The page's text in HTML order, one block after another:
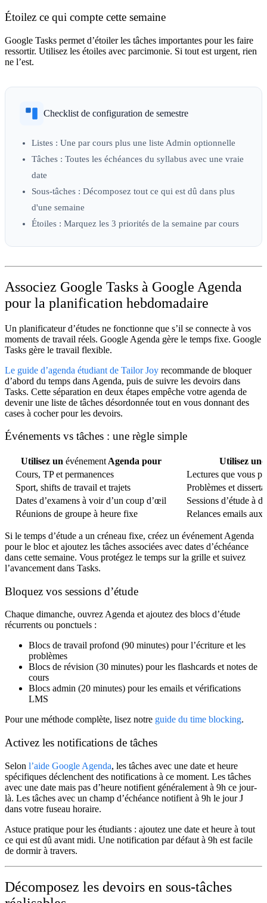
Étoilez ce qui compte cette semaine
Google Tasks permet d’étoiler les tâches importantes pour les faire
ressortir. Utilisez les étoiles avec parcimonie. Si tout est urgent, rien
ne l’est.
Checklist de configuration de semestre
Listes : Une par cours plus une liste Admin optionnelle
Tâches : Toutes les échéances du syllabus avec une vraie
date
Sous-tâches : Décomposez tout ce qui est dû dans plus
d'une semaine
Étoiles : Marquez les 3 priorités de la semaine par cours
Associez Google Tasks à Google Agenda
pour la planification hebdomadaire
Un planificateur d’études ne fonctionne que s’il se connecte à vos
moments de travail réels. Google Agenda gère le temps fixe. Google
Tasks gère le travail flexible.
Le guide d’agenda étudiant de Tailor Joy recommande de bloquer
d’abord du temps dans Agenda, puis de suivre les devoirs dans
Tasks. Cette séparation en deux étapes empêche votre agenda de
devenir une liste de tâches désordonnée tout en vous donnant des
cases à cocher pour les devoirs.
Événements vs tâches : une règle simple
Utilisez un événementAgenda pour
Utilisez
Cours, TP et permanences
Lectures que vous
Sport, shifts de travail et trajets
Problèmes et
Dates d’examens à voir d’un coup d’œil
Sessions d’étude à
Réunions de groupe à heure fixe
Relances emails aux
Si le temps d’étude a un créneau fixe, créez un événement Agenda
pour le bloc et ajoutez les tâches associées avec dates d’échéance
dans cette semaine. Vous protégez le temps sur la grille et suivez
l’avancement dans Tasks.
Bloquez vos sessions d’étude
Chaque dimanche, ouvrez Agenda et ajoutez des blocs d’étude
récurrents ou ponctuels :
Blocs de travail profond (90 minutes) pour l’écriture et les
problèmes
Blocs de révision (30 minutes) pour les flashcards et notes de
cours
Blocs admin (20 minutes) pour les emails et vérifications
LMS
Pour une méthode complète, lisez notre guide du time blocking.
Activez les notifications de tâches
Selon l’aide Google Agenda, les tâches avec une date et heure
spécifiques déclenchent des notifications à ce moment. Les tâches
avec une date mais pas d’heure notifient généralement à 9h ce jour-
là. Les tâches avec un champ d’échéance notifient à 9h le jour J
dans votre fuseau horaire.
Astuce pratique pour les étudiants : ajoutez une date et heure à tout
ce qui est dû avant midi. Une notification par défaut à 9h est facile
de dormir à travers.
Décomposez les devoirs en sous-tâches